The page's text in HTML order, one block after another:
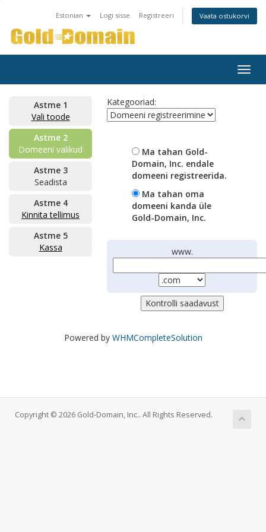
Estonian Logi sisse Registreeri Vaata ostukorvi
Astme 1
Vali toode
Astme 2
Domeeni valikud
Astme 3
Seadista
Astme 4
Kinnita tellimus
Astme 5
Kassa
Kategooriad:
Ma tahan Gold-
Domain, Inc. endale
domeeni registreerida.
Ma tahan oma
domeeni kanda üle
Gold-Domain, Inc.
www.
Powered by WHMCompleteSolution
Copyright © 2026 Gold-Domain, Inc.. All Rights Reserved.